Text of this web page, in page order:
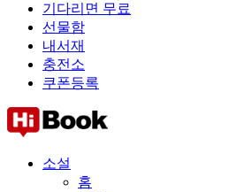
기다리면 무료
선물함
내서재
충전소
쿠폰등록
소설
홈